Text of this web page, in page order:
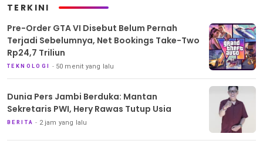
TERKINI
Pre-Order GTA VI Disebut Belum Pernah
Terjadi Sebelumnya, Net Bookings Take-Two
Rp24,7 Triliun
TEKNOLOGI 50 menit yang lalu
Dunia Pers Jambi Berduka: Mantan
Sekretaris PWI, Hery Rawas Tutup Usia
BERITA 2 jam yang lalu